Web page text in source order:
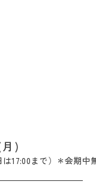
)
17:00まで）＊会期中